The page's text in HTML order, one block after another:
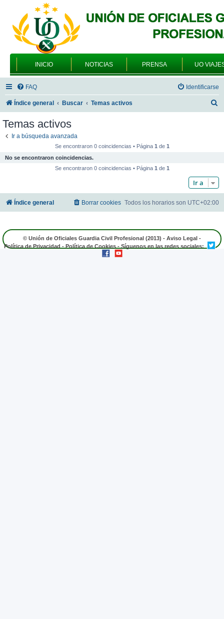
INICIO NOTICIAS PRENSA UO
FAQ Identificarse
Índice general Buscar Temas activos
Temas activos
Ir a búsqueda avanzada
Se encontraron 0 coincidencias • Página 1de 1
No se encontraron coincidencias.
Se encontraron 0 coincidencias • Página 1de 1
Ir a
Índice general Todos los horarios son UTC+02:00
Borrar cookies
© Unión de Oficiales Guardia Civil Profesional (2013) - Aviso Legal -
Política de Privacidad-Política de Cookies- Síguenos en las redes sociales: